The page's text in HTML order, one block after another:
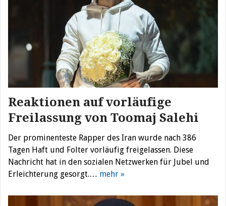
Reaktionen auf vorläufige
Freilassung von Toomaj Salehi
Der prominenteste Rapper des Iran wurde nach 386
Tagen Haft und Folter vorläufig freigelassen. Diese
Nachricht hat in den sozialen Netzwerken für Jubel und
Erleichterung gesorgt.… mehr »